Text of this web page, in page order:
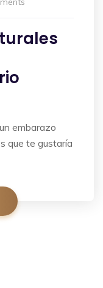
embarazo
que te gustaría